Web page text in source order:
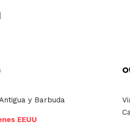
y Barbuda
EEUU